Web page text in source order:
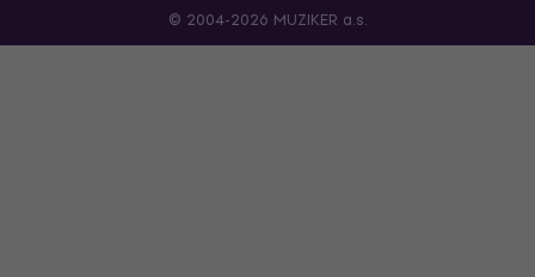
© 2004-2026 MUZIKER a.s.